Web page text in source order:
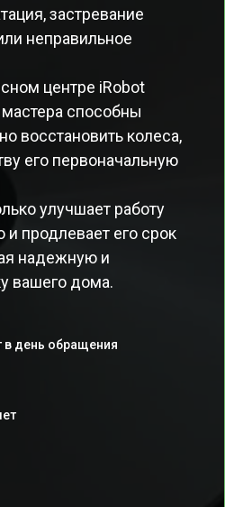
застревание
неправильное
центре iRobot
способны
восстановить колеса,
его первоначальную
улучшает работу
и продлевает его срок
надежную и
вашего дома.
в день обращения